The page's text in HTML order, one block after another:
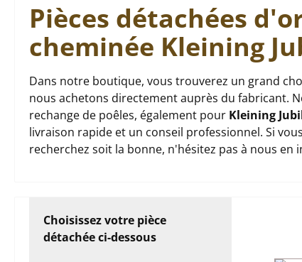
Pièces détachées
cheminée Kleining
Dans notre boutique, vous trouverez un grand
nous achetons directement auprès du fabricant.
rechange de poêles, également pour Kleining
livraison rapide et un conseil professionnel. Si
recherchez soit la bonne, n'hésitez pas à nous en
Choisissez votre pièce
détachée ci-dessous